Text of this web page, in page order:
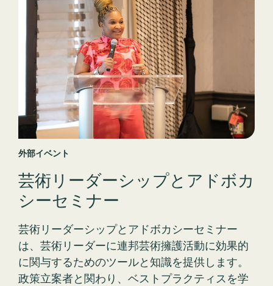
外部イベント
芸術リーダーシップとアドボカ
シーセミナー
芸術リーダーシップとアドボカシーセミナー
は、芸術リーダーに連邦芸術擁護活動に効果的
に関与するためのツールと知識を提供します。
政策立案者と関わり、ベストプラクティスを学
び、学習機会とワシントン DC への半年ごとの